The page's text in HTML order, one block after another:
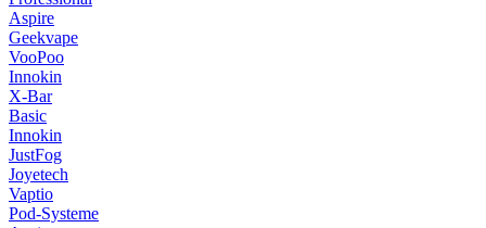
Aspire
Geekvape
VooPoo
Innokin
X-Bar
Basic
Innokin
JustFog
Joyetech
Vaptio
Pod-Systeme